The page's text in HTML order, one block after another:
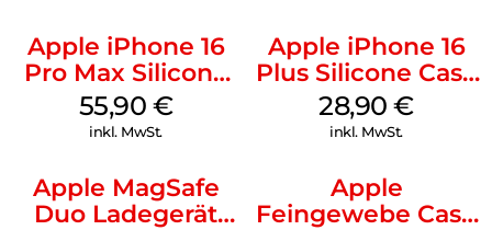
Apple iPhone 16
Pro Max Silicone
Case MagSafe
Stone Gray
55,90 €
inkl. MwSt.
Apple iPhone 16
Plus Silicone Case
MagSafe Black
28,90€
inkl. MwSt.
Apple MagSafe
Duo Ladegerät
Apple
Feingewebe Case